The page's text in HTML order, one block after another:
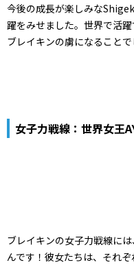
今後の成長が楽しみな
躍をみせました。世界で活
ブレイキンの虜になることで
女子力戦線：世界女王
ブレイキンの女子力戦線に
んです！彼女たちは、それぞ